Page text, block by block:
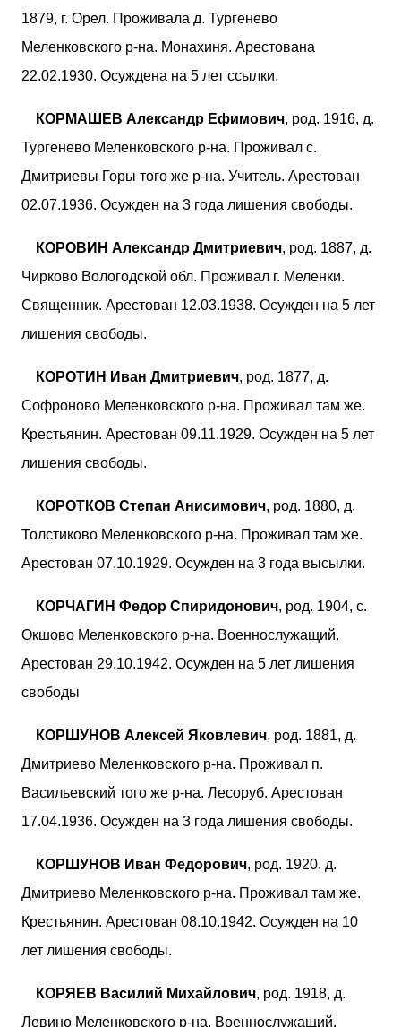
1879, г. Орел. Проживала д. Тургенево
Меленковского р-на. Монахиня. Арестована
22.02.1930. Осуждена на 5 лет ссылки.
КОРМАШЕВ Александр Ефимович, род. 1916, д.
Тургенево Меленковского р-на. Проживал с.
Дмитриевы Горы того же р-на. Учитель. Арестован
02.07.1936. Осужден на 3 года лишения свободы.
КОРОВИН Александр Дмитриевич, род. 1887, д.
Чирково Вологодской обл. Проживал г. Меленки.
Священник. Арестован 12.03.1938. Осужден на 5 лет
лишения свободы.
КОРОТИН Иван Дмитриевич, род. 1877, д.
Софроново Меленковского р-на. Проживал там же.
Крестьянин. Арестован 09.11.1929. Осужден на 5 лет
лишения свободы.
КОРОТКОВ Степан Анисимович, род. 1880, д.
Толстиково Меленковского р-на. Проживал там же.
Арестован 07.10.1929. Осужден на 3 года высылки.
КОРЧАГИН Федор Спиридонович, род. 1904, с.
Окшово Меленковского р-на. Военнослужащий.
Арестован 29.10.1942. Осужден на 5 лет лишения
свободы
КОРШУНОВ Алексей Яковлевич, род. 1881, д.
Дмитриево Меленковского р-на. Проживал п.
Васильевский того же р-на. Лесоруб. Арестован
17.04.1936. Осужден на 3 года лишения свободы.
КОРШУНОВ Иван Федорович, род. 1920, д.
Дмитриево Меленковского р-на. Проживал там же.
Крестьянин. Арестован 08.10.1942. Осужден на 10
лет лишения свободы.
КОРЯЕВ Василий Михайлович, род. 1918, д.
Левино Меленковского р-на. Военнослужащий.